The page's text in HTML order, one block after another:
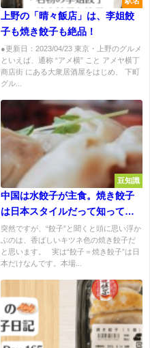
上野の「晴々飯店」は、李姐餃
子も焼き餃子も絶品！
●更新日：2023/04/23 東京・上野のグルメ
といえば、通称 “アメ横” こと アメヤ横丁
商店街 にある大衆居酒屋をはじめ、 下町
グル...
豆知識
中国は水餃子が主食。焼き餃子
は日本スタイルだって知って
た？
突然ですが、“餃子”と聞くと頭に思い浮か
ぶのは、香ばしいキツネ色の焼き餃子だ
と思います。 実は“餃子＝焼き餃子”は日
本だけなんです。本場...